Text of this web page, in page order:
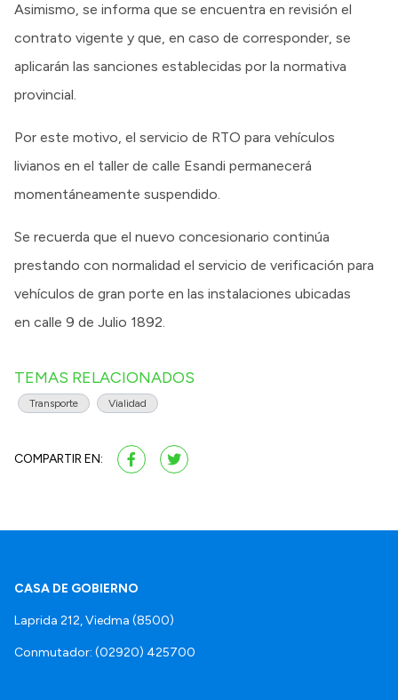
Asimismo, se informa que se encuentra en revisión el
contrato vigente y que, en caso de corresponder, se
aplicarán las sanciones establecidas por la normativa
provincial.
Por este motivo, el servicio de RTO para vehículos
livianos en el taller de calle Esandi permanecerá
momentáneamente suspendido.
Se recuerda que el nuevo concesionario continúa
prestando con normalidad el servicio de verificación para
vehículos de gran porte en las instalaciones ubicadas
en calle 9 de Julio 1892.
TEMAS RELACIONADOS
Transporte Vialidad
COMPARTIR EN:
CASA DE GOBIERNO
Laprida 212, Viedma (8500)
Conmutador: (02920) 425700